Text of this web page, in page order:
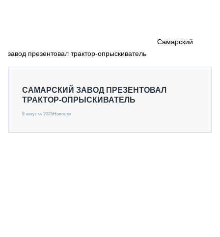
СПЕЦПРОЕКТЫ
О ПРОЕКТЕ
Самарский
завод презентовал трактор-опрыскиватель
САМАРСКИЙ ЗАВОД ПРЕЗЕНТОВАЛ
ТРАКТОР-ОПРЫСКИВАТЕЛЬ
9 августа 2025Новости